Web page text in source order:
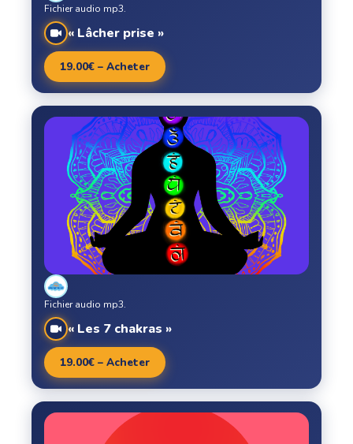
« Lâcher prise »
Fichier audio mp3.
19.00€ – Acheter
« Les 7 chakras »
Fichier audio mp3.
19.00€ – Acheter